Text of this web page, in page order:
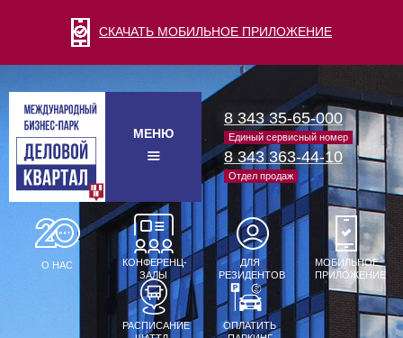
СКАЧАТЬ МОБИЛЬНОЕ ПРИЛОЖЕНИЕ
МЕНЮ
8 343 35-65-000
Единый сервисный номер
8 343 363-44-10
Отдел продаж
О НАС
КОНФЕРЕНЦ-
ЗАЛЫ
ДЛЯ
РЕЗИДЕНТОВ
МОБИЛЬНОЕ
ПРИЛОЖЕНИЕ
РАСПИСАНИЕ
ОПЛАТИТЬ